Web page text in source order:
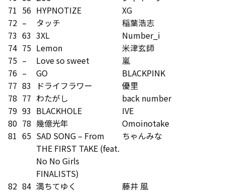
71 56 HYPNOTIZE
XG
72 – タッチ
稲葉浩志
73 63 3XL
Number_i
74 75 Lemon
米津玄師
75 – Love so sweet
嵐
76 – GO
BLACKPINK
77 83 ドライフラワー
優里
78 77 わたがし
back number
79 93 BLACKHOLE
IVE
80 78 幾億光年
Omoinotake
81 65 SAD SONG – From
THE FIRST TAKE (feat.
No No Girls
FINALISTS)
ちゃんみな
82 84 満ちてゆく
藤井 風